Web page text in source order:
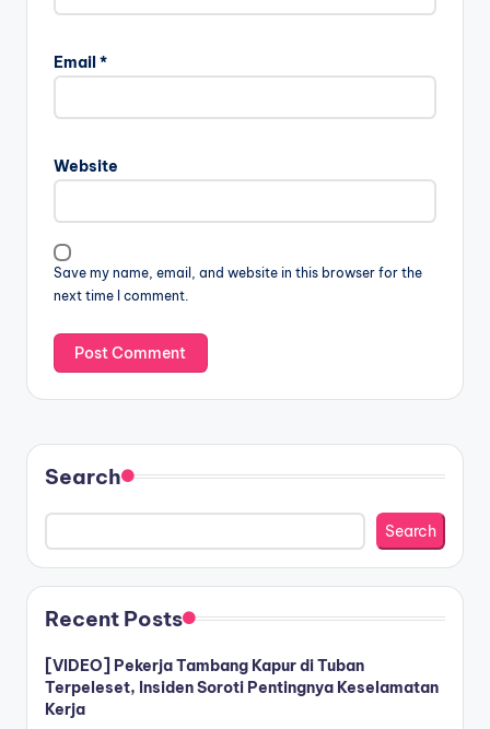
Email *
Website
Save my name, email, and website in this browser for the
next time I comment.
Search
Search
Recent Posts
[VIDEO] Pekerja Tambang Kapur di Tuban
Terpeleset, Insiden Soroti Pentingnya Keselamatan
Kerja